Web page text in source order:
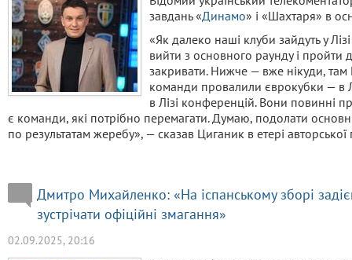
завдань «Динамо» і «Шахтаря» в
«Як далеко наші клуби зайдуть у
вийти з основного раунду і пройти
закривати. Нижче — вже нікуди, там
команди провалили єврокубки — в
в Лізі конференцій. Вони повинні
є команди, які потрібно перемагати. Думаю, подолати
по результатам жеребу», — сказав Циганик в етері
Дмитро Михайленко: «На іспанському зборі
зустрічати офіційні змагання»
02.09.2025, 20:16